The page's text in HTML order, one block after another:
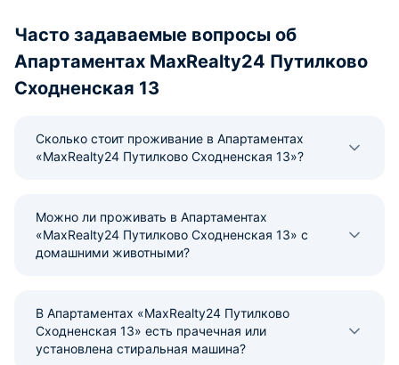
Часто задаваемые вопросы об
Апартаментах MaxRealty24 Путилково
Сходненская 13
Сколько стоит проживание в Апартаментах
«MaxRealty24 Путилково Сходненская 13»?
Можно ли проживать в Апартаментах
«MaxRealty24 Путилково Сходненская 13» с
домашними животными?
В Апартаментах «MaxRealty24 Путилково
Сходненская 13» есть прачечная или
установлена стиральная машина?